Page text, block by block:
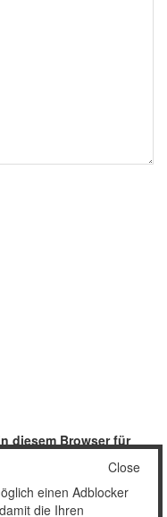
diesem Browser für
Close
einen Adblocker
die Ihren